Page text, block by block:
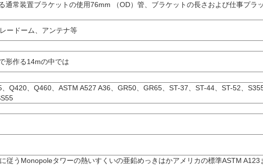
通常装置ブラケットの使用76mm （OD）管、ブラケットの長さおよび仕事プラ
ードーム、アンテナ等
形作る14mの中では
Q420、Q460、ASTM A527 A36、GR50、GR65、ST-37、ST-44、ST-52、
従うMonopoleタワーの熱いすくいの亜鉛めっきはかアメリカの標準ASTM A123